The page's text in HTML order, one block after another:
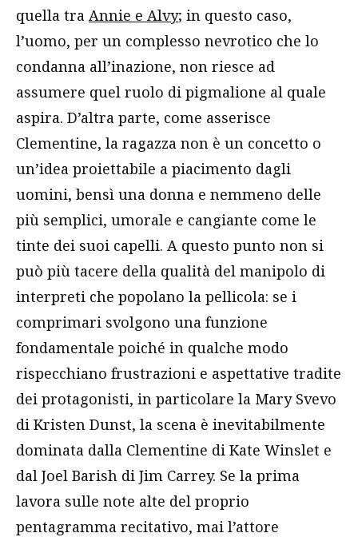
quella tra Annie e Alvy; in questo caso,
l’uomo, per un complesso nevrotico che lo
condanna all’inazione, non riesce ad
assumere quel ruolo di pigmalione al quale
aspira. D’altra parte, come asserisce
Clementine, la ragazza non è un concetto o
un’idea proiettabile a piacimento dagli
uomini, bensì una donna e nemmeno delle
più semplici, umorale e cangiante come le
tinte dei suoi capelli. A questo punto non si
può più tacere della qualità del manipolo di
interpreti che popolano la pellicola: se i
comprimari svolgono una funzione
fondamentale poiché in qualche modo
rispecchiano frustrazioni e aspettative tradite
dei protagonisti, in particolare la Mary Svevo
di Kristen Dunst, la scena è inevitabilmente
dominata dalla Clementine di Kate Winslet e
dal Joel Barish di Jim Carrey. Se la prima
lavora sulle note alte del proprio
pentagramma recitativo, mai l’attore